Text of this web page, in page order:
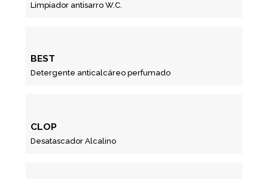
Limpiador antisarro W.C.
BEST
Detergente anticalcáreo perfumado
CLOP
Desatascador Alcalino